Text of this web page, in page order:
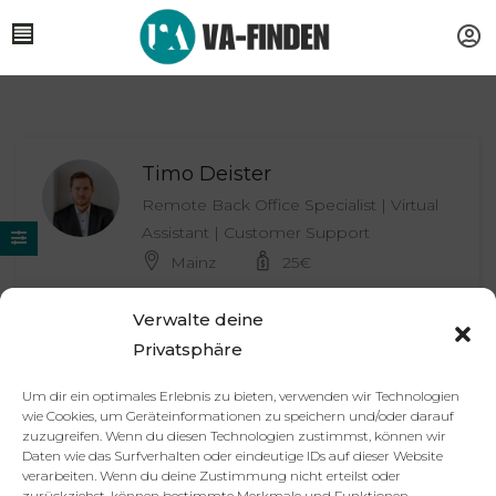
Verwalte deine
Privatsphäre
Um dir ein optimales Erlebnis zu bieten, verwenden wir Technologien
wie Cookies, um Geräteinformationen zu speichern und/oder darauf
zuzugreifen. Wenn du diesen Technologien zustimmst, können wir
Daten wie das Surfverhalten oder eindeutige IDs auf dieser Website
verarbeiten. Wenn du deine Zustimmung nicht erteilst oder
Timo Deister
Remote Back Office Specialist | Virtual
Assistant | Customer Support
Mainz
25€
Isabella Klatt
Berlin / weltweit / remote